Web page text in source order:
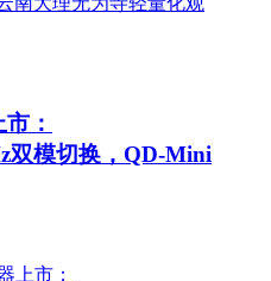
：
双模切换，QD-Mini